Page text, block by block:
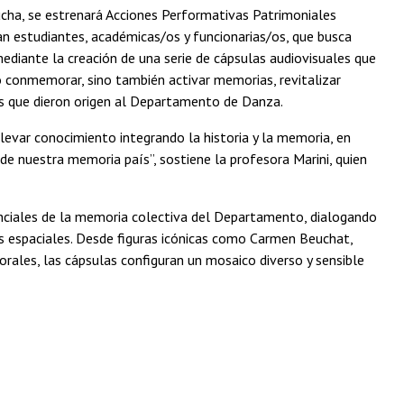
se estrenará Acciones Performativas Patrimoniales
estudiantes, académicas/os y funcionarias/os, que busca
la creación de una serie de cápsulas audiovisuales que
sino también activar memorias, revitalizar
dieron origen al Departamento de Danza.
conocimiento integrando la historia y la memoria, en
nuestra memoria país”, sostiene la profesora Marini, quien
de la memoria colectiva del Departamento, dialogando
Desde figuras icónicas como Carmen Beuchat,
las cápsulas configuran un mosaico diverso y sensible